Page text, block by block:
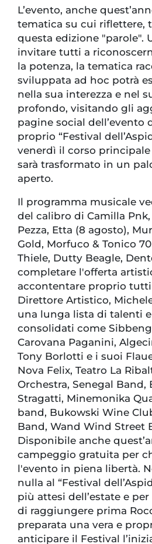
L’evento, anche
tematica su cui riflettere,
questa edizione "parole".
invitare tutti a
la potenza, la tematica
sviluppata ad hoc potrà
nella sua interezza e nel
profondo, visitando gli
pagine social dell’evento
proprio “Festival
venerdì il corso
sarà trasformato in un
aperto.
Il programma musicale
del calibro di Camilla
Pezza, Etta (8 agosto),
Gold, Morfuco & Tonico
Thiele, Dutty Beagle,
completare l'offerta
accontentare proprio
Direttore Artistico,
una lunga lista di talenti
consolidati come
Carovana Paganini,
Tony Borlotti e i suoi
Nova Felix, Teatro La
Orchestra, Senegal Band,
Stragatti, Minemonika
band, Bukowski Wine
Band, Wand Wind Street
Disponibile anche
campeggio gratuita per
l'evento in piena libertà.
nulla al “Festival
più attesi dell’estate e
di raggiungere prima
preparata una vera e
anticipare il Festival